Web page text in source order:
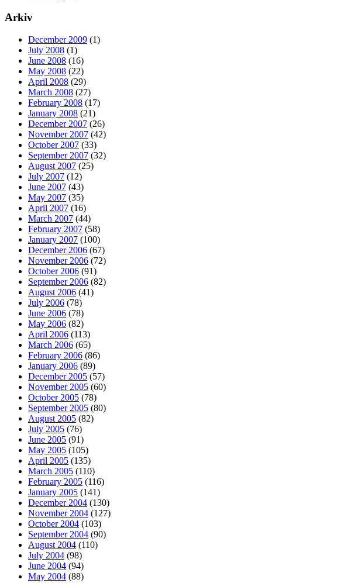
Arkiv
December 2009 (1)
July 2008 (1)
June 2008 (16)
May 2008 (22)
April 2008 (29)
March 2008 (27)
February 2008 (17)
January 2008 (21)
December 2007 (26)
November 2007 (42)
October 2007 (33)
September 2007 (32)
August 2007 (25)
July 2007 (12)
June 2007 (43)
May 2007 (35)
April 2007 (16)
March 2007 (44)
February 2007 (58)
January 2007 (100)
December 2006 (67)
November 2006 (72)
October 2006 (91)
September 2006 (82)
August 2006 (41)
July 2006 (78)
June 2006 (78)
May 2006 (82)
April 2006 (113)
March 2006 (65)
February 2006 (86)
January 2006 (89)
December 2005 (57)
November 2005 (60)
October 2005 (78)
September 2005 (80)
August 2005 (82)
July 2005 (76)
June 2005 (91)
May 2005 (105)
April 2005 (135)
March 2005 (110)
February 2005 (116)
January 2005 (141)
December 2004 (130)
November 2004 (127)
October 2004 (103)
September 2004 (90)
August 2004 (110)
July 2004 (98)
June 2004 (94)
May 2004 (88)